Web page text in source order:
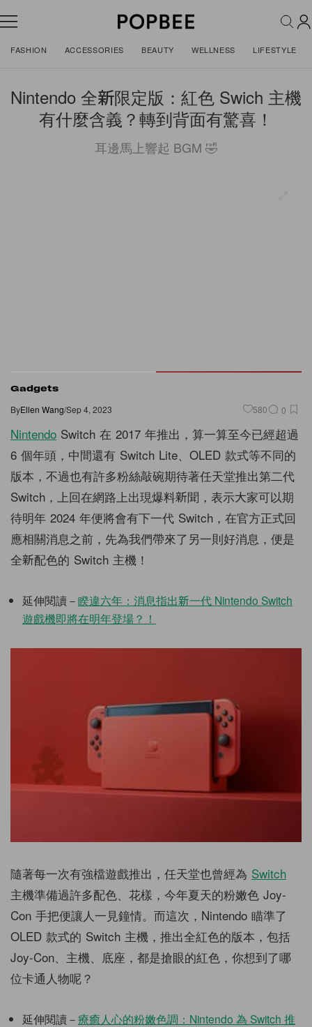
FASHION ACCESSORIES BEAUTY WELLNESS LIFESTYLE
Nintendo 全新限定版：紅色 Swich 主機
有什麼含義？轉到背面有驚喜！
耳邊馬上響起 BGM 🤣
Gadgets
ByEllen Wang/Sep 4, 2023 580 0
Nintendo Switch 在 2017 年推出，算一算至今已經超過
6 個年頭，中間還有 Switch Lite、OLED 款式等不同的
版本，不過也有許多粉絲敲碗期待著任天堂推出第二代
Switch，上回在網路上出現爆料新聞，表示大家可以期
待明年 2024 年便將會有下一代 Switch，在官方正式回
應相關消息之前，先為我們帶來了另一則好消息，便是
全新配色的 Switch 主機！
延伸閱讀－睽違六年：消息指出新一代 Nintendo Switch
遊戲機即將在明年登場？！
隨著每一次有強檔遊戲推出，任天堂也曾經為 Switch
主機準備過許多配色、花樣，今年夏天的粉嫩色 Joy-
Con 手把便讓人一見鐘情。而這次，Nintendo 瞄準了
OLED 款式的 Switch 主機，推出全紅色的版本，包括
Joy-Con、主機、底座，都是搶眼的紅色，你想到了哪
位卡通人物呢？
延伸閱讀－療癒人心的粉嫩色調：Nintendo 為 Switch 推